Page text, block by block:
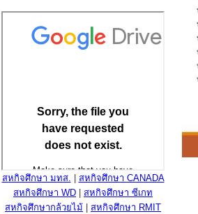
สหกิจศึกษา มทส.
สหกิจศึกษา CANADA
สหกิจศึกษา WD
สหกิจศึกษา ซีเกท
สหกิจศึกษากล้วยไม้
สหกิจศึกษา RMIT